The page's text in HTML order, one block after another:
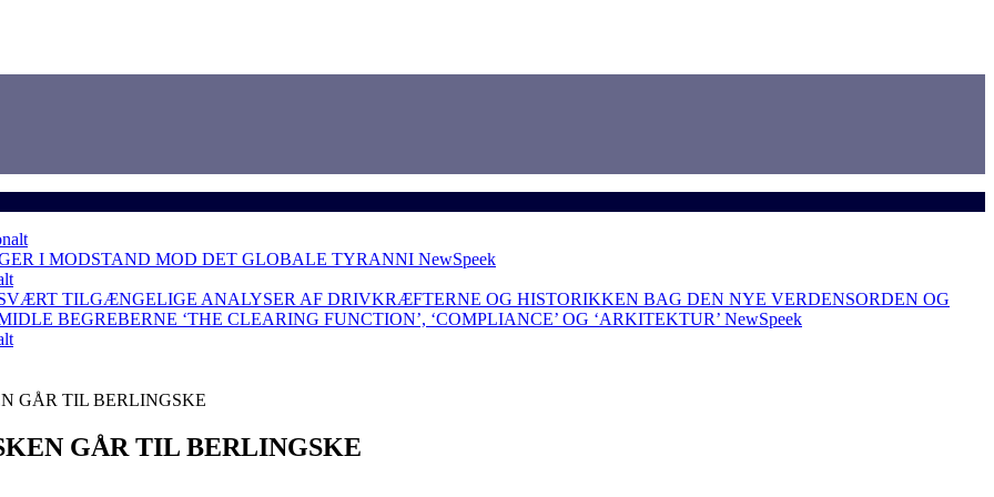
I MODSTAND MOD DET GLOBALE TYRANNI NewSpeek
TILGÆNGELIGE ANALYSER AF DRIVKRÆFTERNE OG HISTORIKKEN BAG DEN NYE VERDENSORDEN OG
BEGREBERNE ‘THE CLEARING FUNCTION’, ‘COMPLIANCE’ OG ‘ARKITEKTUR’ NewSpeek
GÅR TIL BERLINGSKE
GÅR TIL BERLINGSKE